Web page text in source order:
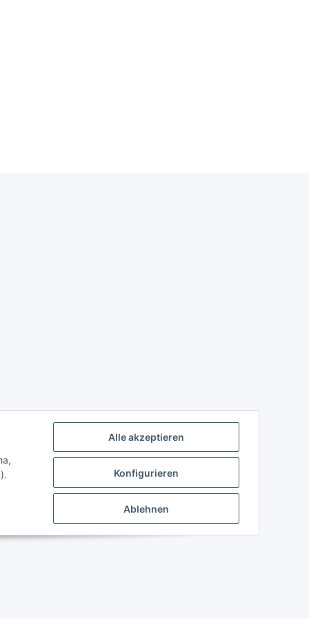
Alle akzeptieren
Konfigurieren
Ablehnen